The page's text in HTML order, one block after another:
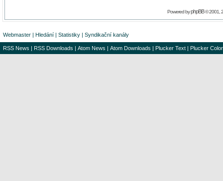
Powered byphpBB© 2001,
Webmaster | Hledání | Statistiky | Syndikační kanály
RSS News | RSS Downloads | Atom News | Atom Downloads | Plucker Text | Plucker Color